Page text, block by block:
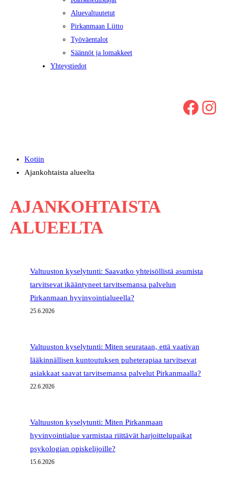
Aluevaltuutetut
Pirkanmaan Liitto
Työväentalot
Säännöt ja lomakkeet
Yhteystiedot
Facebook Instagram
Kotiin
Ajankohtaista alueelta
AJANKOHTAISTA
ALUEELTA
Valtuuston kyselytunti: Saavatko yhteisöllistä asumista
tarvitsevat ikääntyneet tarvitsemansa palvelun
Pirkanmaan hyvinvointialueella?
25.6.2026
Valtuuston kyselytunti: Miten seurataan, että vaativan
lääkinnällisen kuntoutuksen puheterapiaa tarvitsevat
asiakkaat saavat tarvitsemansa palvelut Pirkanmaalla?
22.6.2026
Valtuuston kyselytunti: Miten Pirkanmaan
hyvinvointialue varmistaa riittävät harjoittelupaikat
psykologian opiskelijoille?
15.6.2026